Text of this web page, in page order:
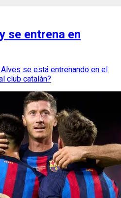
se entrena en
se está entrenando en el
club catalán?